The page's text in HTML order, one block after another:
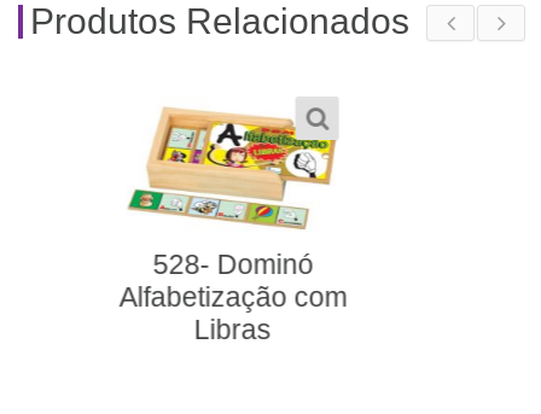
Produtos Relacionados
292- Alfabeto Ilustrado